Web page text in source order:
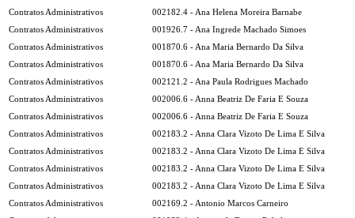
Contratos Administrativos
002182.4 - Ana Helena Moreira Barnabe
Contratos Administrativos
001926.7 - Ana Ingrede Machado Simoes
Contratos Administrativos
001870.6 - Ana Maria Bernardo Da Silva
Contratos Administrativos
001870.6 - Ana Maria Bernardo Da Silva
Contratos Administrativos
002121.2 - Ana Paula Rodrigues Machado
Contratos Administrativos
002006.6 - Anna Beatriz De Faria E Souza
Contratos Administrativos
002006.6 - Anna Beatriz De Faria E Souza
Contratos Administrativos
002183.2 - Anna Clara Vizoto De Lima E Silva
Contratos Administrativos
002183.2 - Anna Clara Vizoto De Lima E Silva
Contratos Administrativos
002183.2 - Anna Clara Vizoto De Lima E Silva
Contratos Administrativos
002183.2 - Anna Clara Vizoto De Lima E Silva
Contratos Administrativos
002169.2 - Antonio Marcos Carneiro